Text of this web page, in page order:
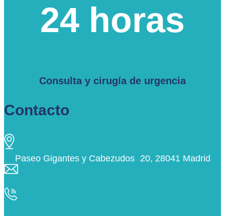
24 horas
Consulta y cirugía de urgencia
Contacto
Paseo Gigantes y Cabezudos 20, 28041 Madrid